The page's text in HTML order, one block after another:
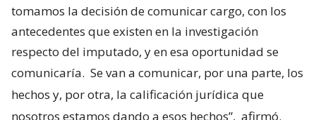
tomamos la decisión de comunicar cargo, con los
antecedentes que existen en la investigación
respecto del imputado, y en esa oportunidad se
comunicaría. Se van a comunicar, por una parte, los
hechos y, por otra, la calificación jurídica que
nosotros estamos dando a esos hechos”, afirmó.